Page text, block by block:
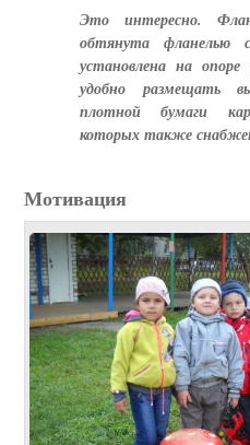
Это интересно.
обтянута
установлена на
удобно размещать
плотной бумаги
которых также
Мотивация